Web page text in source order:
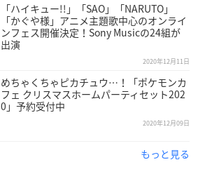
「ハイキュー!!」「SAO」「NARUTO」
「かぐや様」アニメ主題歌中心のオンライ
ンフェス開催決定！Sony Musicの24組が
出演
2020年12月11日
めちゃくちゃピカチュウ…！「ポケモンカ
フェ クリスマスホームパーティセット202
0」予約受付中
2020年12月09日
もっと見る